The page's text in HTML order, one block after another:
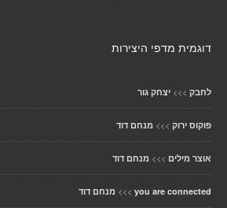
דוגמית מדפי היצירות
לחבק >>> יצחק גור
פוקוס ירוק >>> מנחם דוד
אוצר מילים >>> מנחם דוד
you are connected
>>> מנחם דוד